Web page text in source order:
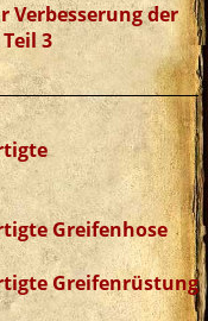
Verbesserung der
3
Greifenhose
Greifenrüstung